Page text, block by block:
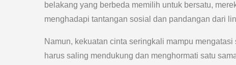
belakang yang berbeda memilih untuk bersatu,
menghadapi tantangan sosial dan pandangan dari
Namun, kekuatan cinta seringkali mampu
harus saling mendukung dan menghormati satu